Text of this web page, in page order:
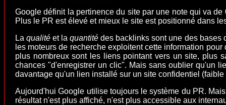
Google définit la pertinence du site par une note qui va
Plus le PR est élevé et mieux le site est positionné dans
Laqualité et laquantité des backlinks sont une des bases
les moteurs de recherche exploitent cette information
plus nombreux sont les liens pointant vers un site, plus
chances "d'enregistrer un clic". Mais sans oublier qu'un
davantage qu'un lien installé sur un site confidentiel (faible
Aujourd'hui Google utilise toujours le système du PR.
résultat n'est plus affiché, n'est plus accessible aux